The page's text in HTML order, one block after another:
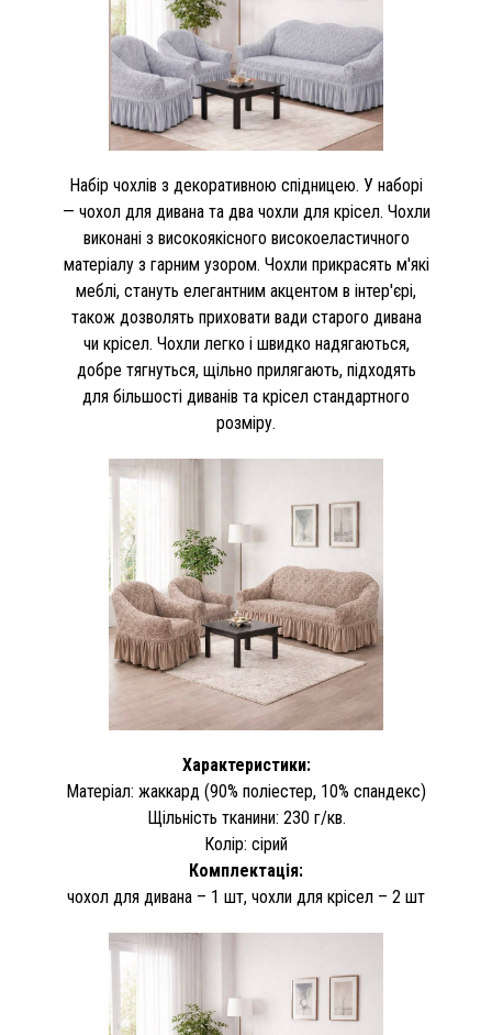
Набір чохлів з декоративною спідницею. У наборі
— чохол для дивана та два чохли для крісел. Чохли
виконані з високоякісного високоеластичного
матеріалу з гарним узором. Чохли прикрасять м'які
меблі, стануть елегантним акцентом в інтер'єрі,
також дозволять приховати вади старого дивана
чи крісел. Чохли легко і швидко надягаються,
добре тягнуться, щільно прилягають, підходять
для більшості диванів та крісел стандартного
розміру.
Характеристики:
Матеріал: жаккард (90% поліестер, 10% спандекс)
Щільність тканини: 230 г/кв.
Колір: сірий
Комплектація:
чохол для дивана – 1 шт, чохли для крісел – 2 шт